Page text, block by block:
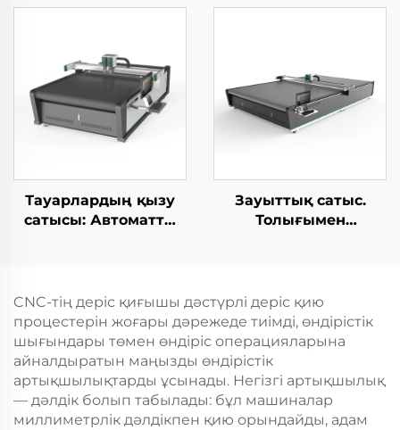
көпқабатты мата
пышақты шынығын
Тауарлардың қызу
сатысы: Автоматты
Зауыттық сатыс.
Толығымен
кескіші, шыбық мата
кесу машинасы
CNC-тің деріс қиғышы дәстүрлі деріс қию
процестерін жоғары дәрежеде тиімді, өндірістік
шығындары төмен өндіріс операцияларына
айналдыратын маңызды өндірістік
артықшылықтарды ұсынады. Негізгі артықшылық
— дәлдік болып табылады: бұл машиналар
миллиметрлік дәлдікпен қию орындайды, адам